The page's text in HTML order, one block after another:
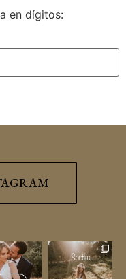
en dígitos: